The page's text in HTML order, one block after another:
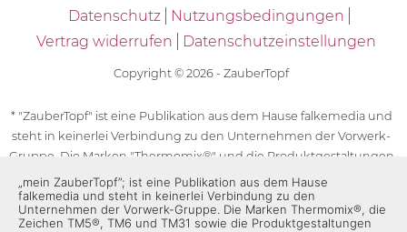
Datenschutz
Nutzungsbedingungen
Vertrag widerrufen
Datenschutzeinstellungen
Copyright © 2026 - ZauberTopf
* "ZauberTopf" ist eine Publikation aus dem Hause falkemedia und
steht in keinerlei Verbindung zu den Unternehmen der Vorwerk-
Gruppe. Die Marken "Thermomix®" und die Produktgestaltungen
des "Thermomix®" sind eingetragene Marken der Unternehmen
der Vorwerk-Gruppe. Die Marken Thermomix®, die Zeichen TM5®,
TM6 und TM31 sowie die Produktgestaltungen des Thermomix®
„mein ZauberTopf”; ist eine Publikation aus dem Hause
falkemedia und steht in keinerlei Verbindung zu den
Unternehmen der Vorwerk-Gruppe. Die Marken Thermomix®, die
Zeichen TM5®, TM6 und TM31 sowie die Produktgestaltungen